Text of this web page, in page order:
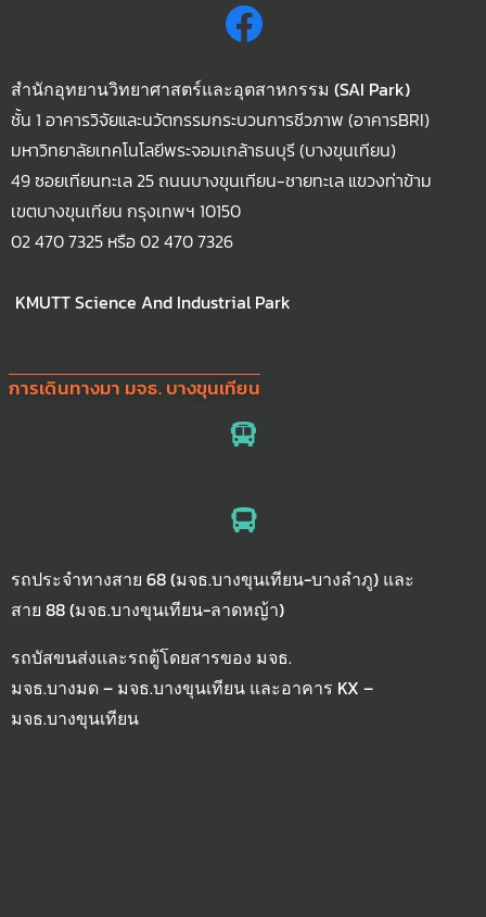
สำนักอุทยานวิทยาศาสตร์และอุตสาหกรรม (SAI Park)
ชั้น 1 อาคารวิจัยและนวัตกรรมกระบวนการชีวภาพ (อาคารBRI)
มหาวิทยาลัยเทคโนโลยีพระจอมเกล้าธนบุรี (บางขุนเทียน)
49 ซอยเทียนทะเล 25 ถนนบางขุนเทียน-ชายทะเล แขวงท่าข้าม
เขตบางขุนเทียน กรุงเทพฯ 10150
02 470 7325 หรือ 02 470 7326
KMUTT Science And Industrial Park
การเดินทางมา มจธ. บางขุนเทียน
รถประจำทางสาย 68 (มจธ.บางขุนเทียน-บางลำภู) และ
สาย 88 (มจธ.บางขุนเทียน-ลาดหญ้า)
รถบัสขนส่งและรถตู้โดยสารของ มจธ.
มจธ.บางมด – มจธ.บางขุนเทียน และอาคาร KX –
มจธ.บางขุนเทียน